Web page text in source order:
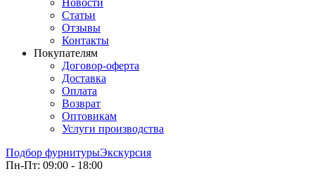
Новости
Статьи
Отзывы
Контакты
Покупателям
Договор-оферта
Доставка
Оплата
Возврат
Оптовикам
Услуги производства
Подбор фурнитурыЭкскурсия
Пн-Пт: 09:00 - 18:00